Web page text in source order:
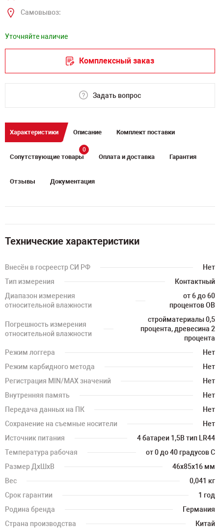
Самовывоз:
Уточняйте наличие
Комплексный заказ
Задать вопрос
Характеристики Описание Комплект поставки
Сопутствующие товары
0
Оплата и доставка Гарантия
Отзывы Документация
Технические характеристики
Внесён в госреестр СИ РФ
Нет
Тип измерения
Контактный
Диапазон измерения
относительной влажности
от 6 до 60
процентов ОВ
Погрешность измерения
относительной влажности
стройматериалы 0,5
процента, древесина 2
процента
Режим логгера
Нет
Режим карбидного метода
Нет
Регистрация MIN/MAX значений
Нет
Внутренняя память
Нет
Передача данных на ПК
Нет
Сохранение на съемные носители
Нет
Источник питания
4 батареи 1,5В тип LR44
Температура рабочая
от 0 до 40 градусов С
Размер ДхШхВ
46х85х16 мм
Вес
0,041 кг
Срок гарантии
1 год
Родина бренда
Германия
Страна производства
Китай